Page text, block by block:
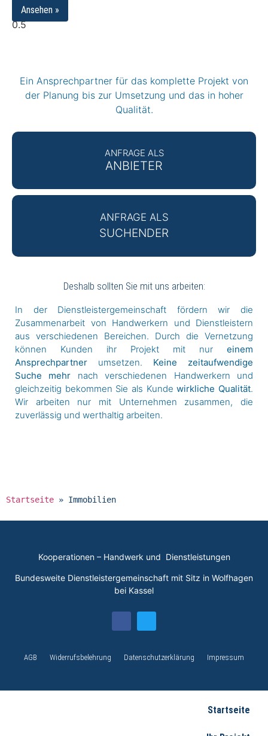
Ansehen »
Ein Ansprechpartner für das komplette Projekt von
der Planung bis zur Umsetzung und das in hoher
Qualität.
ANFRAGE ALS
ANBIETER
ANFRAGE ALS
SUCHENDER
Deshalb sollten Sie mit uns arbeiten:
In der Dienstleistergemeinschaft fördern wir die
Zusammenarbeit von Handwerkern und Dienstleistern
aus verschiedenen Bereichen. Durch die Vernetzung
können Kunden ihr Projekt mit nur einem
Ansprechpartner umsetzen. Keine zeitaufwendige
Suche mehr nach verschiedenen Handwerkern und
gleichzeitig bekommen Sie als Kundewirkliche Qualität.
Wir arbeiten nur mit Unternehmen zusammen, die
zuverlässig und werthaltig arbeiten.
Startseite » Immobilien
Kooperationen – Handwerk und Dienstleistungen
Bundesweite Dienstleistergemeinschaft mit Sitz in Wolfhagen
bei Kassel
AGB Widerrufsbelehrung Datenschutzerklärung Impressum
Startseite